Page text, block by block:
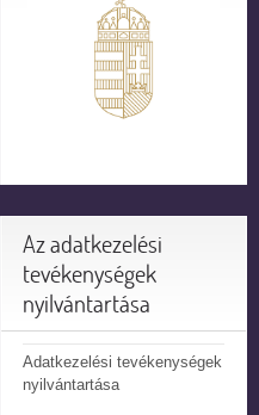
Az adatkezelési
tevékenységek
nyilvántartása
Adatkezelési tevékenységek
nyilvántartása